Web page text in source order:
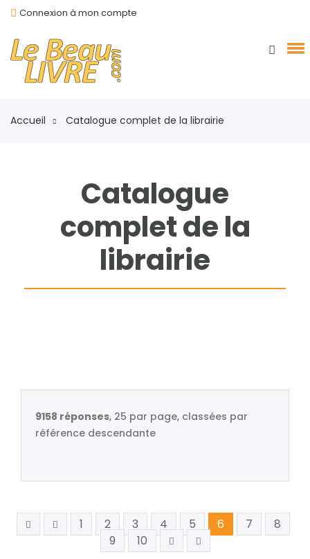
Connexion à mon compte
Accueil Catalogue complet de la librairie
Catalogue
complet de la
librairie
9158 réponses, 25 par page, classées par
référence descendante
1 2 3 4 5 6 7
8
9
10